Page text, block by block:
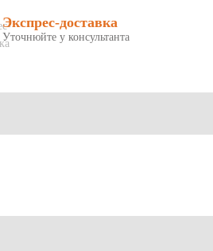
Экспрес-доставка
Уточнюйте у консультанта